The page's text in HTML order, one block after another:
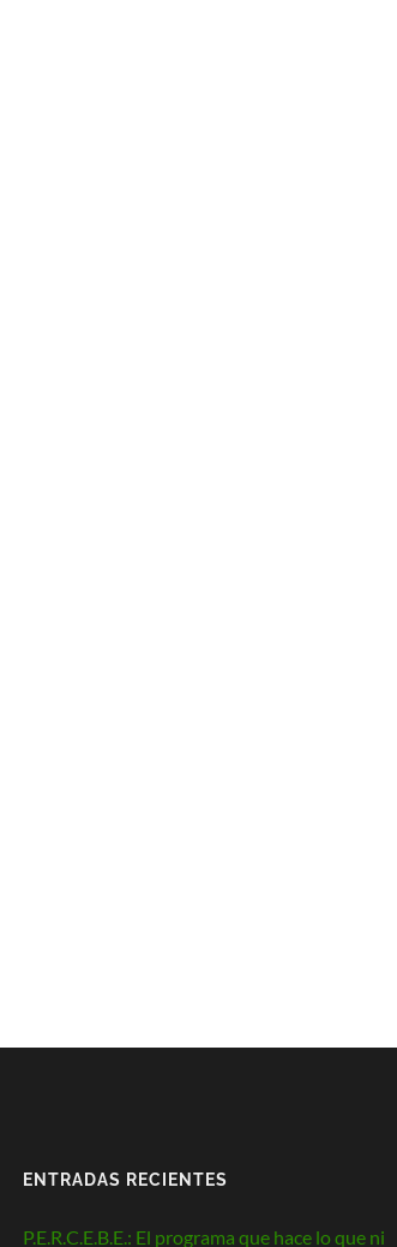
ENTRADAS RECIENTES
P.E.R.C.E.B.E.: El programa que hace lo que ni